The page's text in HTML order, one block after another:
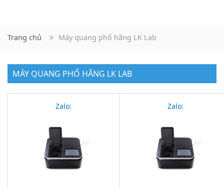
Trang chủ Máy quang phổ hãng LK Lab
MÁY QUANG PHỔ HÃNG LK LAB
Zalo: Zalo: